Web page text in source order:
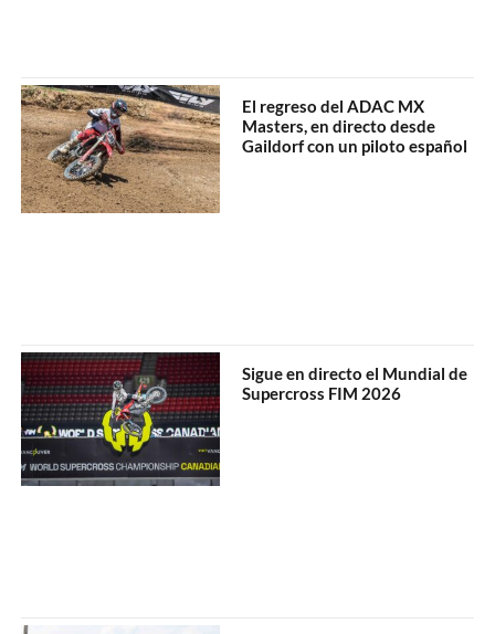
El regreso del ADAC MX
Masters, en directo desde
Gaildorf con un piloto español
Sigue en directo el Mundial de
Supercross FIM 2026